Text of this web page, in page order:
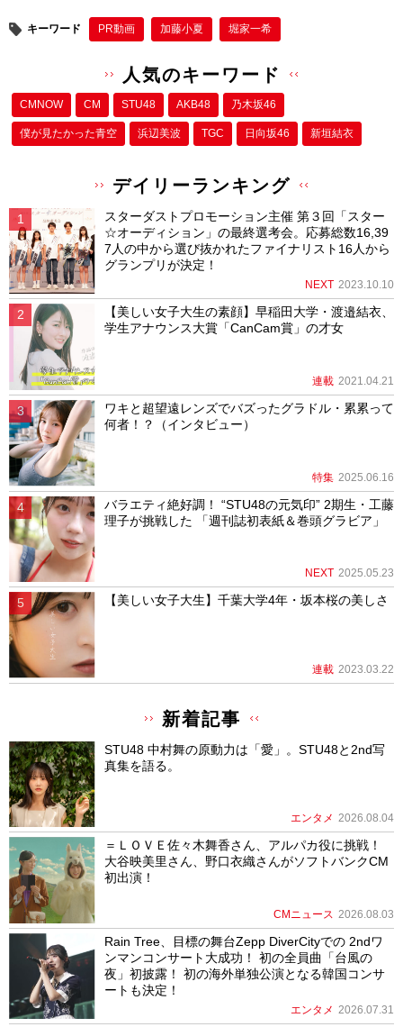
キーワード PR動画 加藤小夏 堀家一希
人気のキーワード
CMNOW CM STU48 AKB48 乃木坂46
僕が⾒たかった⻘空 浜辺美波 TGC 日向坂46 新垣結衣
デイリーランキング
スターダストプロモーション主催 第３回「スター
☆オーディション」の最終選考会。応募総数16,39
7人の中から選び抜かれたファイナリスト16人から
グランプリが決定！
NEXT 2023.10.10
【美しい女子大生の素顔】早稲田大学・渡邉結衣、
学生アナウンス大賞「CanCam賞」の才女
連載 2021.04.21
ワキと超望遠レンズでバズったグラドル・累累って
何者！？（インタビュー）
特集 2025.06.16
バラエティ絶好調！ “STU48の元気印” 2期生・工藤
理子が挑戦した 「週刊誌初表紙＆巻頭グラビア」
NEXT 2025.05.23
【美しい女子大生】千葉大学4年・坂本桜の美しさ
連載 2023.03.22
新着記事
STU48 中村舞の原動力は「愛」。STU48と2nd写
真集を語る。
エンタメ 2026.08.04
＝ＬＯＶＥ佐々木舞香さん、アルパカ役に挑戦！
大谷映美里さん、野口衣織さんがソフトバンクCM
初出演！
CMニュース 2026.08.03
Rain Tree、目標の舞台Zepp DiverCityでの 2ndワ
ンマンコンサート大成功！ 初の全員曲「台風の
夜」初披露！ 初の海外単独公演となる韓国コンサ
ートも決定！
エンタメ 2026.07.31